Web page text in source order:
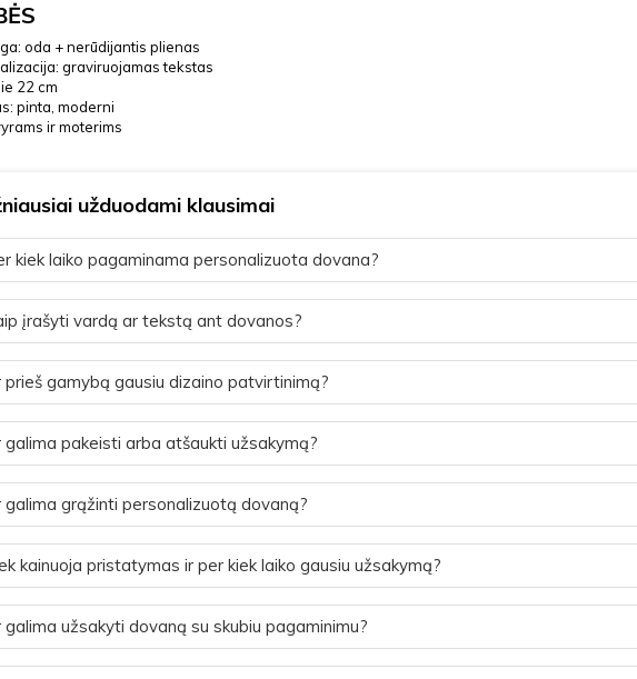
oda + nerūdijantis plienas
graviruojamas tekstas
22 cm
pinta, moderni
ir moterims
užduodami klausimai
kiek laiko pagaminama personalizuota dovana?
įrašyti vardą ar tekstą ant dovanos?
prieš gamybą gausiu dizaino patvirtinimą?
galima pakeisti arba atšaukti užsakymą?
galima grąžinti personalizuotą dovaną?
kainuoja pristatymas ir per kiek laiko gausiu užsakymą?
galima užsakyti dovaną su skubiu pagaminimu?